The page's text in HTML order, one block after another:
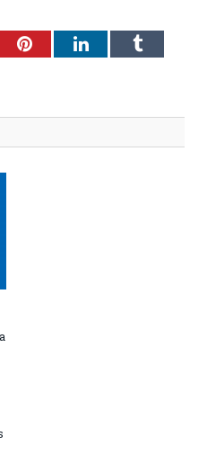
PinterestLinkedInTumblr